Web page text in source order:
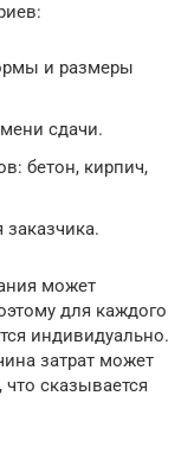
и размеры
сдачи.
бетон, кирпич,
может
для каждого
индивидуально.
затрат может
сказывается